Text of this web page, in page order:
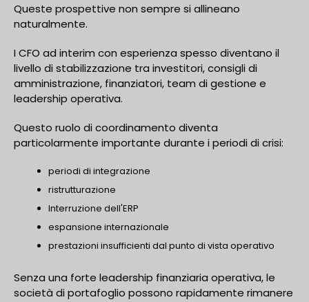
Queste prospettive non sempre si allineano
naturalmente.
I CFO ad interim con esperienza spesso diventano il
livello di stabilizzazione tra investitori, consigli di
amministrazione, finanziatori, team di gestione e
leadership operativa.
Questo ruolo di coordinamento diventa
particolarmente importante durante i periodi di crisi:
periodi di integrazione
ristrutturazione
Interruzione dell'ERP
espansione internazionale
prestazioni insufficienti dal punto di vista operativo
Senza una forte leadership finanziaria operativa, le
società di portafoglio possono rapidamente rimanere